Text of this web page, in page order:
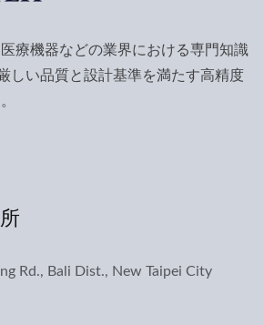
療機器などの業界における専門知識
しい品質と設計基準を満たす高精度
Rd., Bali Dist., New Taipei City